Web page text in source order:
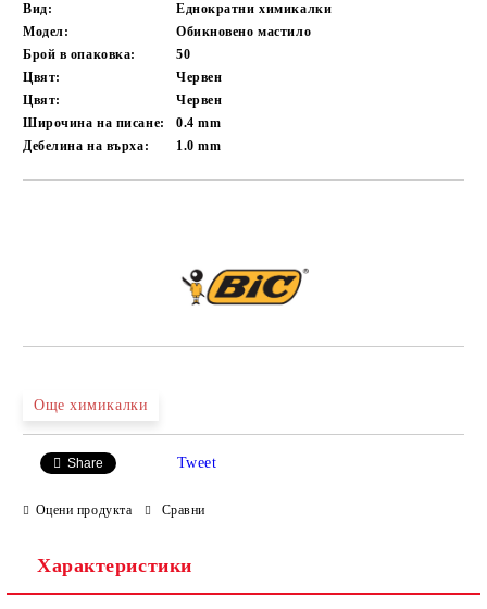
Вид:
Еднократни химикалки
Модел:
Обикновено мастило
Брой в опаковка:
50
Цвят:
Червен
Цвят:
Червен
Широчина на писане:
0.4 mm
Дебелина на върха:
1.0 mm
Още химикалки
Share Tweet
Оцени продукта Сравни
Характеристики